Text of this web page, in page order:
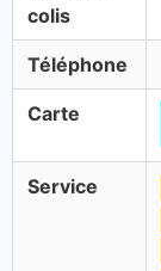
colis
Téléphone
Carte
Service